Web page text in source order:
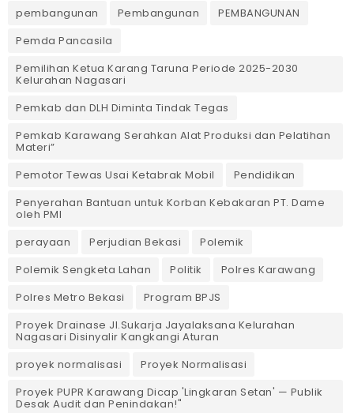
pembangunan
Pembangunan
PEMBANGUNAN
Pemda Pancasila
Pemilihan Ketua Karang Taruna Periode 2025-2030
Kelurahan Nagasari
Pemkab dan DLH Diminta Tindak Tegas
Pemkab Karawang Serahkan Alat Produksi dan Pelatihan
Materi”
Pemotor Tewas Usai Ketabrak Mobil‎
Pendidikan
Penyerahan Bantuan untuk Korban Kebakaran PT. Dame
oleh PMI
perayaan
Perjudian Bekasi
Polemik
Polemik Sengketa Lahan
Politik
Polres Karawang
Polres Metro Bekasi
Program BPJS
Proyek Drainase Jl.Sukarja Jayalaksana Kelurahan
Nagasari Disinyalir Kangkangi Aturan
proyek normalisasi
Proyek Normalisasi
Proyek PUPR Karawang Dicap 'Lingkaran Setan' — Publik
Desak Audit dan Penindakan!"